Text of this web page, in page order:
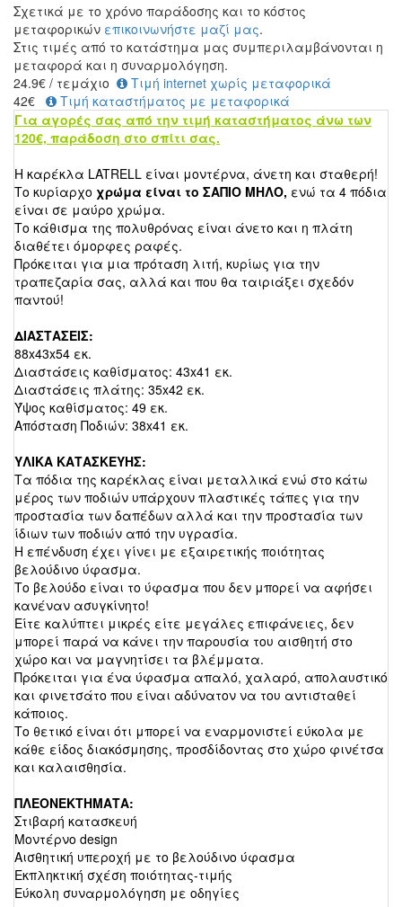
Σχετικά με το χρόνο παράδοσης και το κόστος
μεταφορικών επικοινωνήστε μαζί μας.
Στις τιμές από το κατάστημα μας συμπεριλαμβάνονται η
μεταφορά και η συναρμολόγηση.
24.9€ / τεμάχιο
Τιμή internet χωρίς μεταφορικά
42€
Τιμή καταστήματος με μεταφορικά
Για αγορές σας από την τιμή καταστήματος άνω των
120€, παράδοση στο σπίτι σας.
Η καρέκλα LATRELL είναι μοντέρνα, άνετη και σταθερή!
Το κυρίαρχο χρώμα είναι το ΣΑΠΙΟ ΜΗΛΟ, ενώ τα 4 πόδια
είναι σε μαύρο χρώμα.
Το κάθισμα της πολυθρόνας είναι άνετο και η πλάτη
διαθέτει όμορφες ραφές.
Πρόκειται για μια πρόταση λιτή, κυρίως για την
τραπεζαρία σας, αλλά και που θα ταιριάξει σχεδόν
παντού!
ΔΙΑΣΤΑΣΕΙΣ:
88x43x54 εκ.
Διαστάσεις καθίσματος: 43x41 εκ.
Διαστάσεις πλάτης: 35x42 εκ.
Ύψος καθίσματος: 49 εκ.
Απόσταση Ποδιών: 38x41 εκ.
ΥΛΙΚΑ ΚΑΤΑΣΚΕΥΗΣ:
Τα πόδια της καρέκλας είναι μεταλλικά ενώ στο κάτω
μέρος των ποδιών υπάρχουν πλαστικές τάπες για την
προστασία των δαπέδων αλλά και την προστασία των
ίδιων των ποδιών από την υγρασία.
Η επένδυση έχει γίνει με εξαιρετικής ποιότητας
βελούδινο ύφασμα.
Το βελούδο είναι το ύφασμα που δεν μπορεί να αφήσει
κανέναν ασυγκίνητο!
Είτε καλύπτει μικρές είτε μεγάλες επιφάνειες, δεν
μπορεί παρά να κάνει την παρουσία του αισθητή στο
χώρο και να μαγνητίσει τα βλέμματα.
Πρόκειται για ένα ύφασμα απαλό, χαλαρό, απολαυστικό
και φινετσάτο που είναι αδύνατον να του αντισταθεί
κάποιος.
Το θετικό είναι ότι μπορεί να εναρμονιστεί εύκολα με
κάθε είδος διακόσμησης, προσδίδοντας στο χώρο φινέτσα
και καλαισθησία.
ΠΛΕΟΝΕΚΤΗΜΑΤΑ:
Στιβαρή κατασκευή
Μοντέρνο design
Αισθητική υπεροχή με το βελούδινο ύφασμα
Εκπληκτική σχέση ποιότητας-τιμής
Εύκολη συναρμολόγηση με οδηγίες